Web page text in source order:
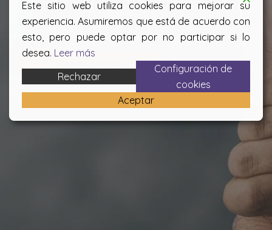
Nuestro sueño es posible.
Este sitio web utiliza cookies para mejorar su
experiencia. Asumiremos que está de acuerdo con
esto, pero puede optar por no participar si lo
desea. Leer más
Rechazar
Configuración de
cookies
Aceptar